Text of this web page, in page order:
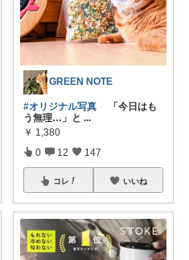
GREEN NOTE
#オリジナル写真 「今日はも
う無理…」と ...
￥ 1,380
0 12 147
コレ いいね